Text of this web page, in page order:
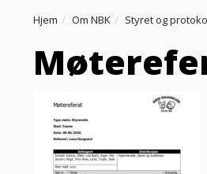
Hjem Om NBK Styret og